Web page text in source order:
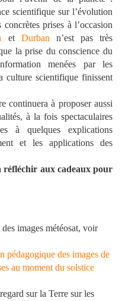
scientifique sur l’évolution
prises à l’occasion
et Durban n’est pas très
la prise du conscience du
menées par les
culture scientifique finissent
continuera à proposer aussi
à la fois spectaculaires
à quelques explications
et les applications des
réfléchir aux cadeaux pour
images météosat, voir
pédagogique des images de
au moment du solstice
sur la Terre sur les